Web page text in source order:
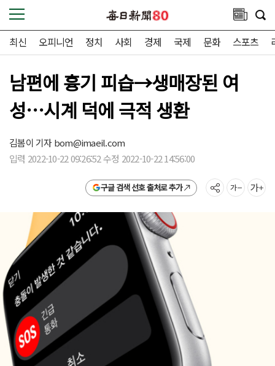
최신 오피니언 정치 사회 경제 국제 문화 스포츠
남편에 흉기 피습→생매장된 여
성…시계 덕에 극적 생환
김봄이 기자bom@imaeil.com
입력 2022-10-22 09:26:52 수정 2022-10-22 14:56:00
구글 검색 선호 출처로 추가